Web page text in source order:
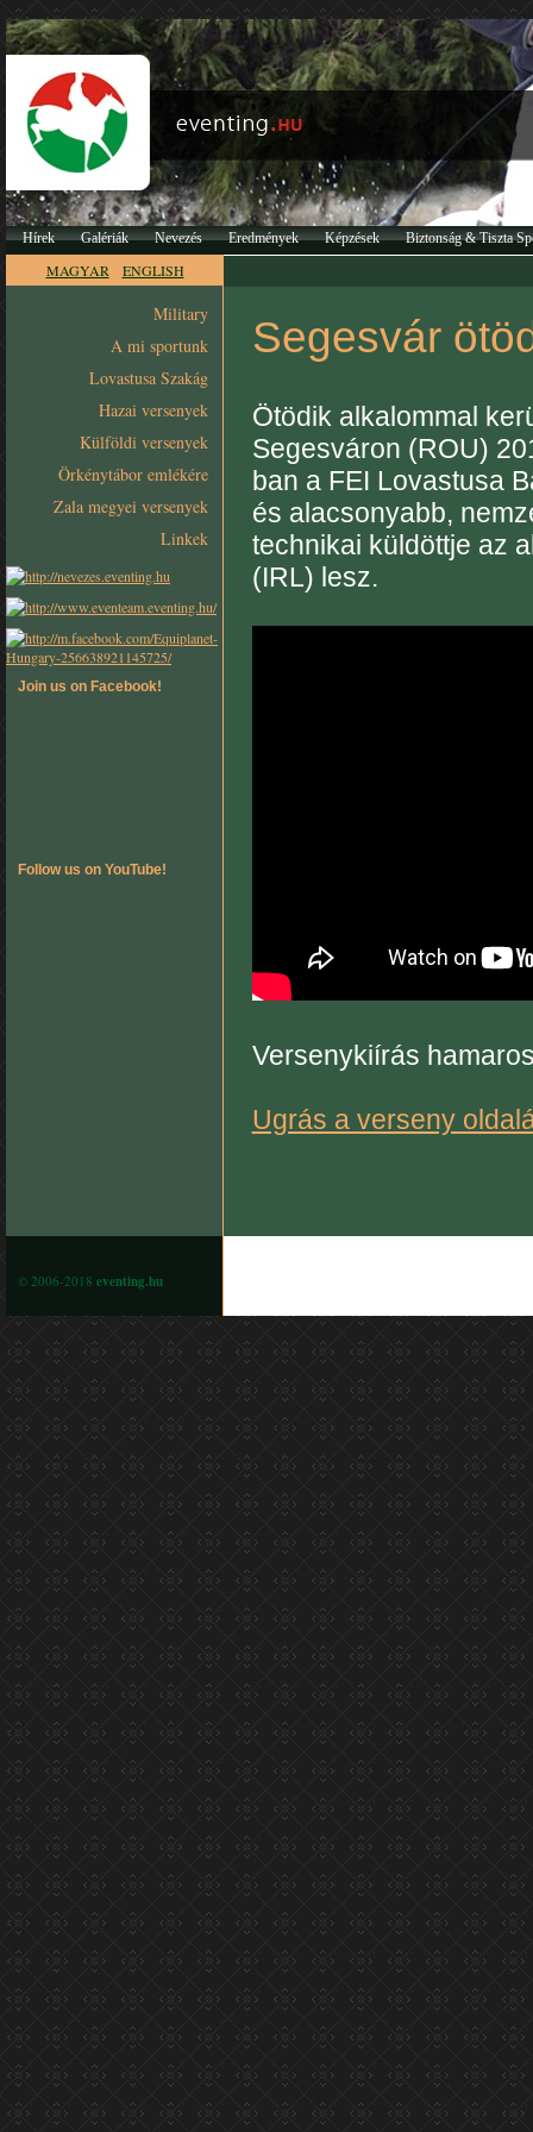
Hírek Galériák Nevezés Eredmények Képzések Biztonság & Tiszta
MAGYAR ENGLISH
Military
A mi sportunk
Lovastusa Szakág
Hazai versenyek
Külföldi versenyek
Örkénytábor emlékére
Zala megyei versenyek
Linkek
Join us on Facebook!
Follow us on YouTube!
Segesvár
Ötödik alkalommal
Segesváron (ROU)
ban a FEI Lovastusa
és alacsonyabb,
technikai küldöttje az
(IRL) lesz.
Versenykiírás
Ugrás a verseny
© 2006-2018 eventing.hu